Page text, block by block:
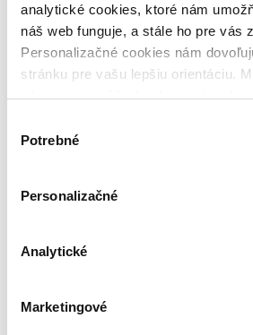
analytické cookies, ktoré nám
náš web funguje, a stále ho pre vás
Personalizačné cookies nám
stránku pre vašu lepšiu orientáciu.
nám zas umožňujú zobrazenie
nám pomohlo, keby sme mohli
súhlasu
Potrebné
Personalizačné
Analytické
Marketingové
Zoradiť
Novinky
Najvyššia zľava
Zrušiť filtre